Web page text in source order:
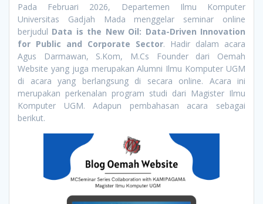
Pada Februari 2026, Departemen Ilmu Komputer
Universitas Gadjah Mada menggelar seminar online
berjudul Data is the New Oil: Data-Driven Innovation
for Public and Corporate Sector. Hadir dalam acara
Agus Darmawan, S.Kom, M.Cs Founder dari Oemah
Website yang juga merupakan Alumni Ilmu Komputer UGM
di acara yang berlangsung di secara online. Acara ini
merupakan perkenalan program studi dari Magister Ilmu
Komputer UGM. Adapun pembahasan acara sebagai
berikut.